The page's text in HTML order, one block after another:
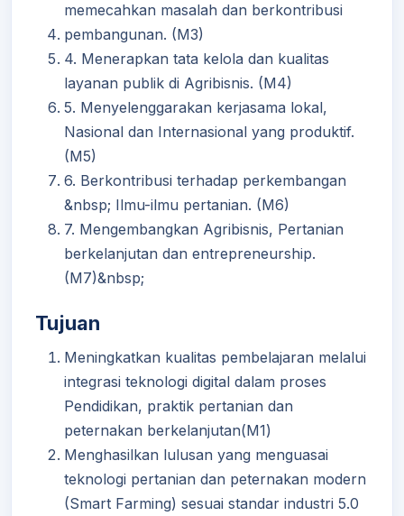
memecahkan masalah dan berkontribusi
pembangunan. (M3)
4. Menerapkan tata kelola dan kualitas
layanan publik di Agribisnis. (M4)
5. Menyelenggarakan kerjasama lokal,
Nasional dan Internasional yang produktif.
(M5)
6. Berkontribusi terhadap perkembangan
&nbsp; Ilmu-ilmu pertanian. (M6)
7. Mengembangkan Agribisnis, Pertanian
berkelanjutan dan entrepreneurship.
(M7)&nbsp;
Tujuan
Meningkatkan kualitas pembelajaran melalui
integrasi teknologi digital dalam proses
Pendidikan, praktik pertanian dan
peternakan berkelanjutan(M1)
Menghasilkan lulusan yang menguasai
teknologi pertanian dan peternakan modern
(Smart Farming) sesuai standar industri 5.0